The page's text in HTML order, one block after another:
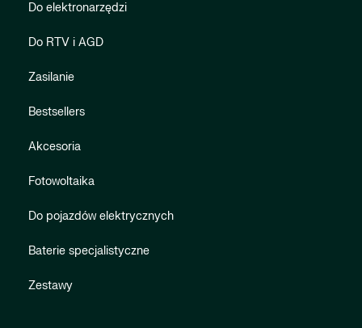
Do elektronarzędzi
Do RTV i AGD
Zasilanie
Bestsellers
Akcesoria
Fotowoltaika
Do pojazdów elektrycznych
Baterie specjalistyczne
Zestawy